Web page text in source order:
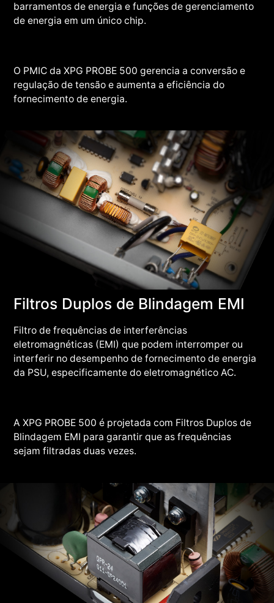
barramentos de energia e funções de gerenciamento
de energia em um único chip.
O PMIC da XPG PROBE 500 gerencia a conversão e
regulação de tensão e aumenta a eficiência do
fornecimento de energia.
Filtros Duplos de Blindagem EMI
Filtro de frequências de interferências
eletromagnéticas (EMI) que podem interromper ou
interferir no desempenho de fornecimento de energia
da PSU, especificamente do eletromagnético AC.
A XPG PROBE 500 é projetada com Filtros Duplos de
Blindagem EMI para garantir que as frequências
sejam filtradas duas vezes.